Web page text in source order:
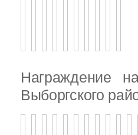
Награждение
Выборгского